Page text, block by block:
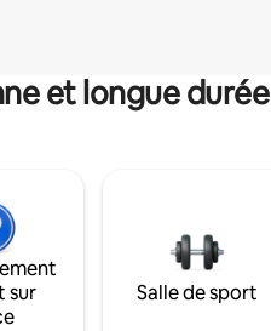
et longue durée
sur
Salle de sport